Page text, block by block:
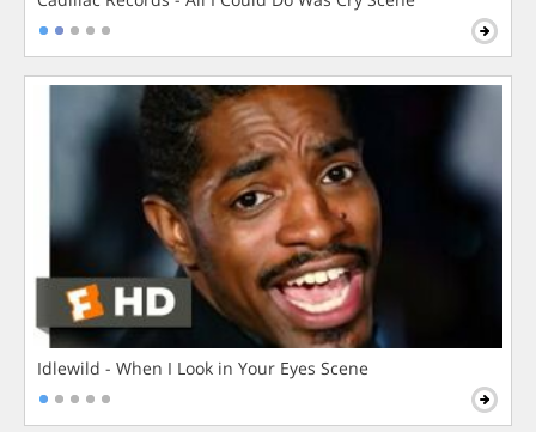
Idlewild - When I Look in Your Eyes Scene